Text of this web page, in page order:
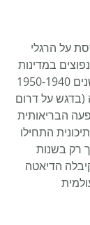
על הרגלי
במדינות
(בדגש על דרום
הבריאותית
התחילו
בשנות ה-70, אך רק בשנות
הדיאטה